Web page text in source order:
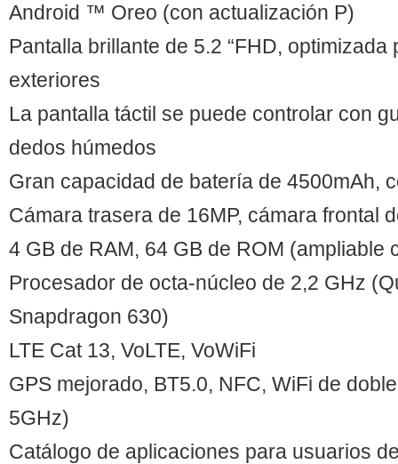
Android ™ Oreo (con actualización P)
Pantalla brillante de 5.2 “FHD, optimizada
exteriores
La pantalla táctil se puede controlar con
dedos húmedos
Gran capacidad de batería de 4500mAh,
Cámara trasera de 16MP, cámara frontal
4 GB de RAM, 64 GB de ROM (ampliable
Procesador de octa-núcleo de 2,2 GHz
Snapdragon 630)
LTE Cat 13, VoLTE, VoWiFi
GPS mejorado, BT5.0, NFC, WiFi de
5GHz)
Catálogo de aplicaciones para usuarios